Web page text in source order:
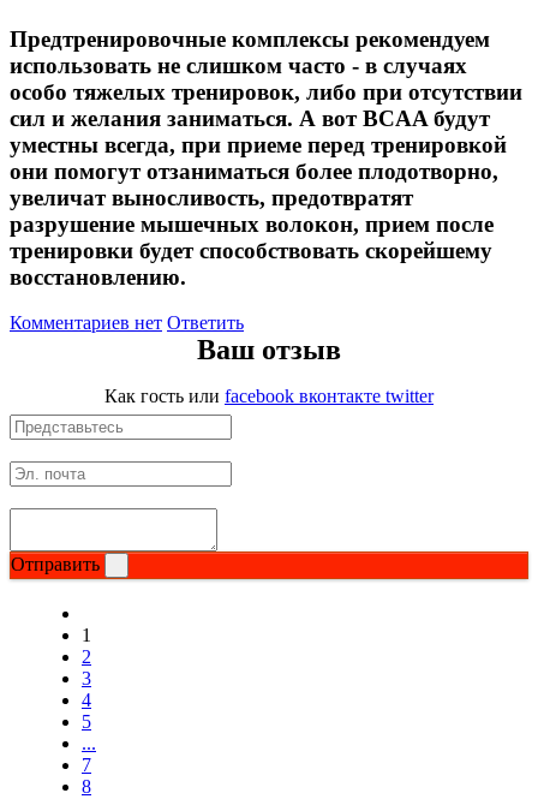
Предтренировочные комплексы рекомендуем
использовать не слишком часто - в случаях
особо тяжелых тренировок, либо при отсутствии
сил и желания заниматься. А вот BCAA будут
уместны всегда, при приеме перед тренировкой
они помогут отзаниматься более плодотворно,
увеличат выносливость, предотвратят
разрушение мышечных волокон, прием после
тренировки будет способствовать скорейшему
восстановлению.
Комментариев нет Ответить
Ваш отзыв
Как гость или facebook вконтакте twitter
Отправить
1
2
3
4
5
...
7
8